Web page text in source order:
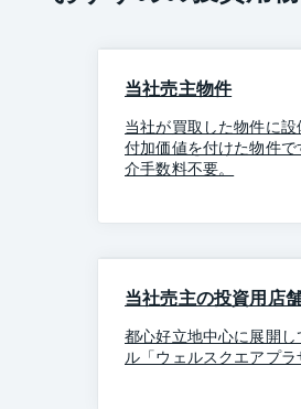
当社売主物件
当社が買取した物件に
付加価値を付けた物件
介手数料不要。
当社売主の投資用店
都心好立地中心に展開
ル「ウェルスクエアプラ